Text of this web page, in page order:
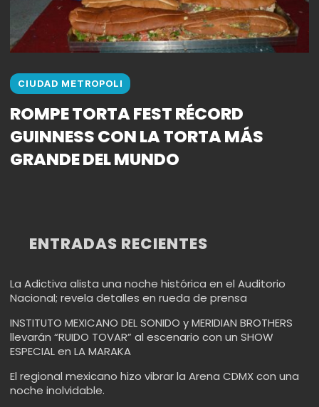
CIUDAD METROPOLI
ROMPE TORTA FEST RÉCORD
GUINNESS CON LA TORTA MÁS
GRANDE DEL MUNDO
ENTRADAS RECIENTES
La Adictiva alista una noche histórica en el Auditorio
Nacional; revela detalles en rueda de prensa
INSTITUTO MEXICANO DEL SONIDO y MERIDIAN BROTHERS
llevarán “RUIDO TOVAR” al escenario con un SHOW
ESPECIAL en LA MARAKA
El regional mexicano hizo vibrar la Arena CDMX con una
noche inolvidable.